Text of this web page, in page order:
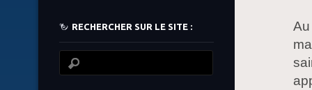
RECHERCHER SUR LE SITE :